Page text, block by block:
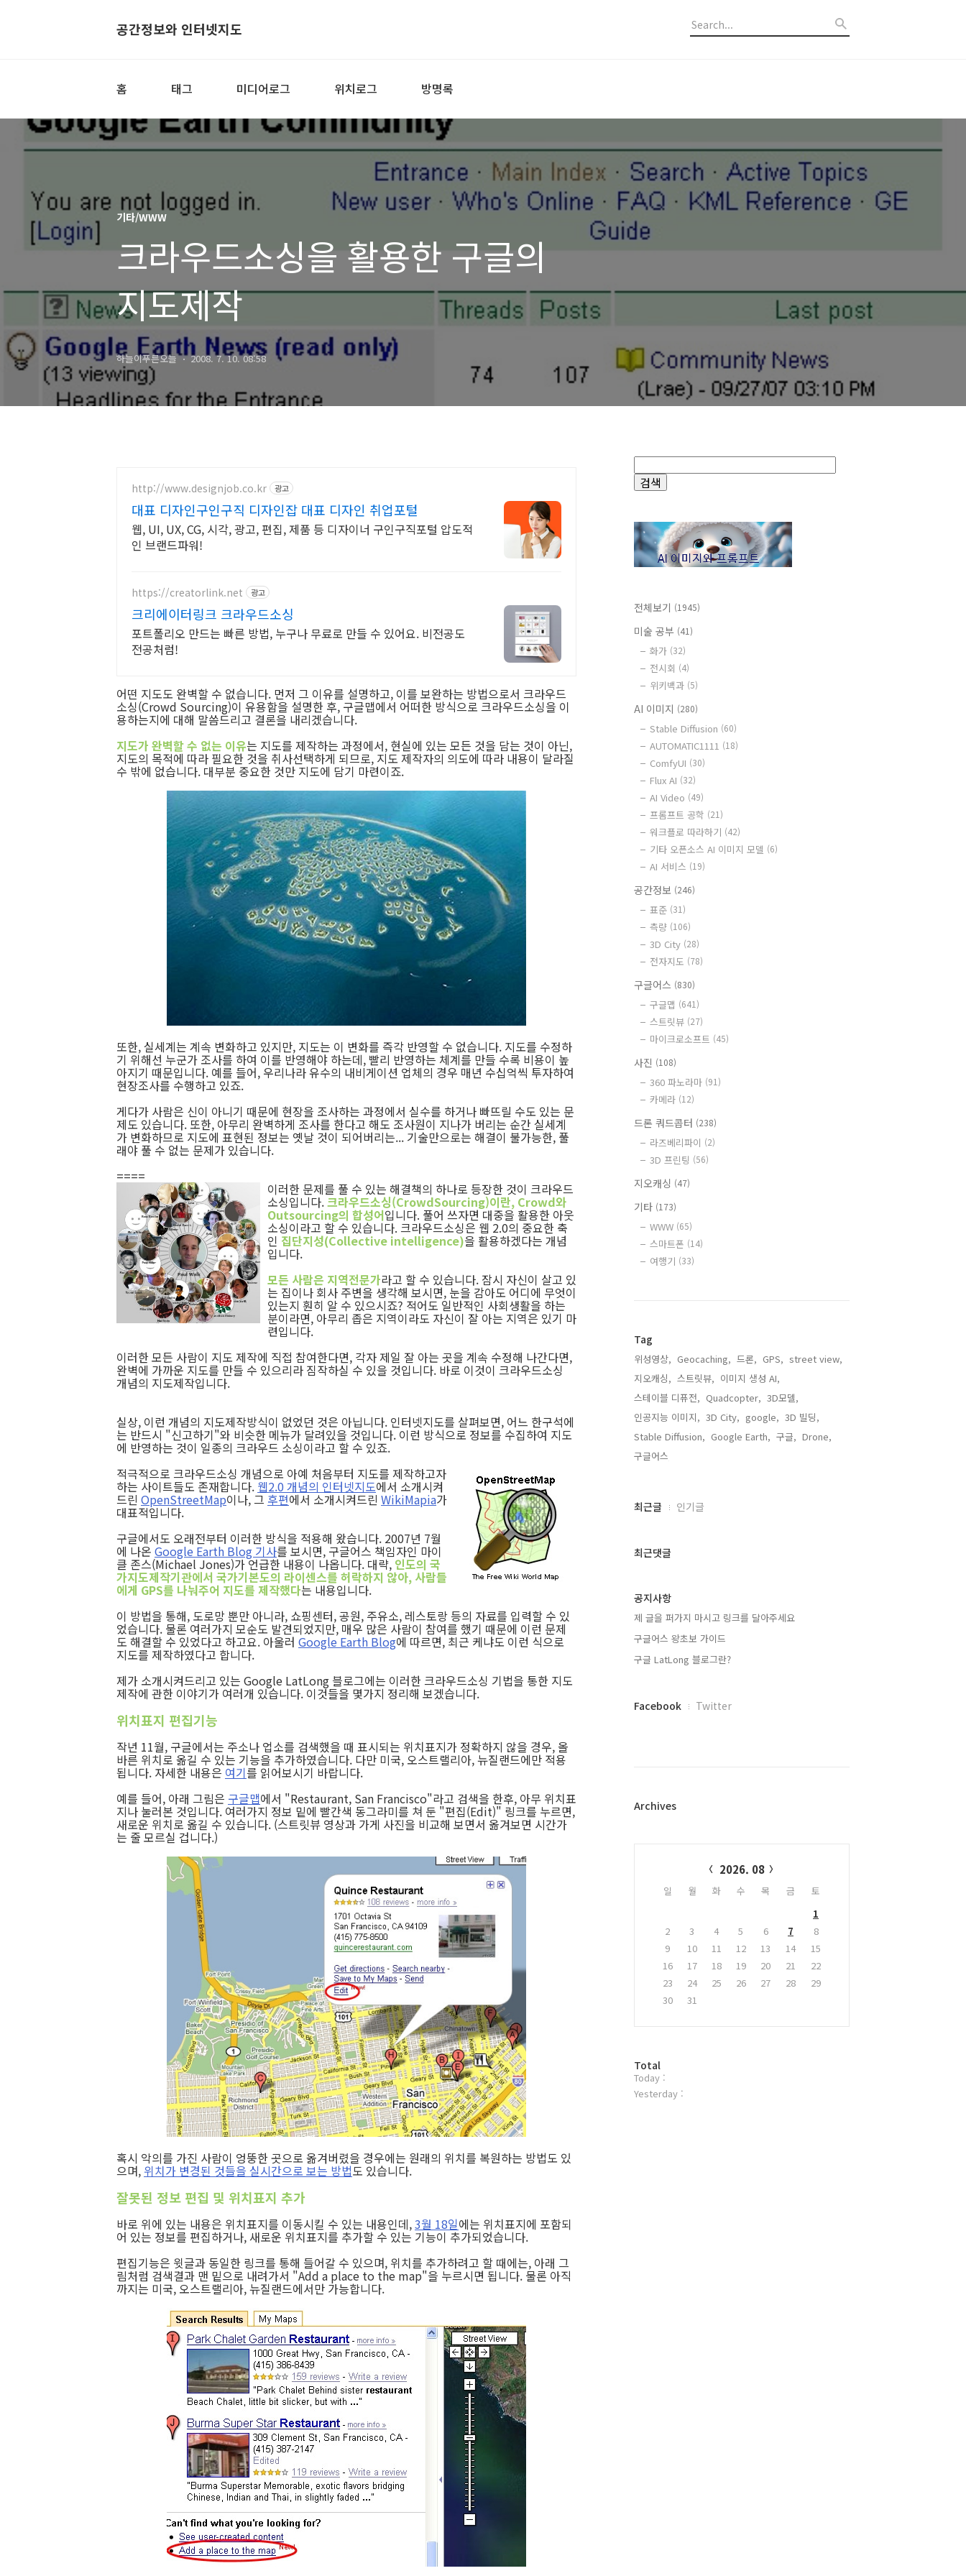
공간정보와 인터넷지도
홈 태그 미디어로그 위치로그 방명록
기타/WWW
크라우드소싱을 활용한 구글의
지도제작
하늘이푸른오늘 2008. 7. 10. 08:58
http://www.designjob.co.kr 광고
대표 디자인구인구직 디자인잡 대표 디자인 취업포털
웹, UI, UX, CG, 시각, 광고, 편집, 제품 등 디자이너 구인구직포털 압도적
인 브랜드파워!
https://creatorlink.net 광고
크리에이터링크 크라우드소싱
포트폴리오 만드는 빠른 방법, 누구나 무료로 만들 수 있어요. 비전공도
전공처럼!
어떤 지도도 완벽할 수 없습니다. 먼저 그 이유를 설명하고, 이를 보완하는 방법으로서 크라우드
소싱(Crowd Sourcing)이 유용함을 설명한 후, 구글맵에서 어떠한 방식으로 크라우드소싱을 이
용하는지에 대해 말씀드리고 결론을 내리겠습니다.
지도가 완벽할 수 없는 이유는 지도를 제작하는 과정에서, 현실에 있는 모든 것을 담는 것이 아닌,
지도의 목적에 따라 필요한 것을 취사선택하게 되므로, 지도 제작자의 의도에 따라 내용이 달라질
수 밖에 없습니다. 대부분 중요한 것만 지도에 담기 마련이죠.
또한, 실세계는 계속 변화하고 있지만, 지도는 이 변화를 즉각 반영할 수 없습니다. 지도를 수정하
기 위해선 누군가 조사를 하여 이를 반영해야 하는데, 빨리 반영하는 체계를 만들 수록 비용이 높
아지기 때문입니다. 예를 들어, 우리나라 유수의 내비게이션 업체의 경우 매년 수십억씩 투자하여
현장조사를 수행하고 있죠.
게다가 사람은 신이 아니기 때문에 현장을 조사하는 과정에서 실수를 하거나 빠뜨릴 수도 있는 문
제도 있습니다. 또한, 아무리 완벽하게 조사를 한다고 해도 조사원이 지나가 버리는 순간 실세계
가 변화하므로 지도에 표현된 정보는 옛날 것이 되어버리는... 기술만으로는 해결이 불가능한, 풀
래야 풀 수 없는 문제가 있습니다.
====
이러한 문제를 풀 수 있는 해결책의 하나로 등장한 것이 크라우드
소싱입니다.크라우드소싱(CrowdSourcing)이란, Crowd와
Outsourcing의 합성어입니다. 풀어 쓰자면 대중을 활용한 아웃
소싱이라고 할 수 있습니다. 크라우드소싱은 웹 2.0의 중요한 축
인 집단지성(Collective intelligence)을 활용하겠다는 개념
입니다.
모든 사람은 지역전문가라고 할 수 있습니다. 잠시 자신이 살고 있
는 집이나 회사 주변을 생각해 보시면, 눈을 감아도 어디에 무엇이
있는지 훤히 알 수 있으시죠? 적어도 일반적인 사회생활을 하는
분이라면, 아무리 좁은 지역이라도 자신이 잘 아는 지역은 있기 마
련입니다.
이러한 모든 사람이 지도 제작에 직접 참여한다면, 각자 제일 잘 아는 곳을 계속 수정해 나간다면,
완벽에 가까운 지도를 만들 수 있으리라 짐작하실 수 있을 것입니다. 바로 이것이 크라우드소싱
개념의 지도제작입니다.
실상, 이런 개념의 지도제작방식이 없었던 것은 아닙니다. 인터넷지도를 살펴보면, 어느 한구석에
는 반드시 "신고하기"와 비슷한 메뉴가 달려있을 것입니다. 이런 방식으로 정보를 수집하여 지도
에 반영하는 것이 일종의 크라우드 소싱이라고 할 수 있죠.
적극적으로 크라우드소싱 개념으로 아예 처음부터 지도를 제작하고자
하는 사이트들도 존재합니다. 웹2.0 개념의 인터넷지도에서 소개시켜
드린 OpenStreetMap이나, 그 후편에서 소개시켜드린 WikiMapia가
대표적입니다.
구글에서도 오래전부터 이러한 방식을 적용해 왔습니다. 2007년 7월
에 나온 Google Earth Blog 기사를 보시면, 구글어스 책임자인 마이
클 존스(Michael Jones)가 언급한 내용이 나옵니다. 대략, 인도의 국
가지도제작기관에서 국가기본도의 라이센스를 허락하지 않아, 사람들
에게 GPS를 나눠주어 지도를 제작했다는 내용입니다.
이 방법을 통해, 도로망 뿐만 아니라, 쇼핑센터, 공원, 주유소, 레스토랑 등의 자료를 입력할 수 있
었습니다. 물론 여러가지 모순도 발견되었지만, 매우 많은 사람이 참여를 했기 때문에 이런 문제
도 해결할 수 있었다고 하고요. 아울러 Google Earth Blog에 따르면, 최근 케냐도 이런 식으로
지도를 제작하였다고 합니다.
제가 소개시켜드리고 있는 Google LatLong 블로그에는 이러한 크라우드소싱 기법을 통한 지도
제작에 관한 이야기가 여러개 있습니다. 이것들을 몇가지 정리해 보겠습니다.
위치표지 편집기능
작년 11월, 구글에서는 주소나 업소를 검색했을 때 표시되는 위치표지가 정확하지 않을 경우, 올
바른 위치로 옮길 수 있는 기능을 추가하였습니다. 다만 미국, 오스트랠리아, 뉴질랜드에만 적용
됩니다. 자세한 내용은 여기를 읽어보시기 바랍니다.
예를 들어, 아래 그림은 구글맵에서 "Restaurant, San Francisco"라고 검색을 한후, 아무 위치표
지나 눌러본 것입니다. 여러가지 정보 밑에 빨간색 동그라미를 쳐 둔 "편집(Edit)" 링크를 누르면,
새로운 위치로 옮길 수 있습니다. (스트릿뷰 영상과 가게 사진을 비교해 보면서 옮겨보면 시간가
는 줄 모르실 겁니다.)
혹시 악의를 가진 사람이 엉뚱한 곳으로 옮겨버렸을 경우에는 원래의 위치를 복원하는 방법도 있
으며, 위치가 변경된 것들을 실시간으로 보는 방법도 있습니다.
잘못된 정보 편집 및 위치표지 추가
바로 위에 있는 내용은 위치표지를 이동시킬 수 있는 내용인데,3월 18일에는 위치표지에 포함되
어 있는 정보를 편집하거나, 새로운 위치표지를 추가할 수 있는 기능이 추가되었습니다.
편집기능은 윗글과 동일한 링크를 통해 들어갈 수 있으며, 위치를 추가하려고 할 때에는, 아래 그
림처럼 검색결과 맨 밑으로 내려가서 "Add a place to the map"을 누르시면 됩니다. 물론 아직
까지는 미국, 오스트랠리아, 뉴질랜드에서만 가능합니다.
전체보기 (1945)
미술 공부 (41)
화가 (32)
전시회 (4)
위키백과 (5)
AI 이미지 (280)
Stable Diffusion (60)
AUTOMATIC1111 (18)
ComfyUI (30)
Flux AI (32)
AI Video (49)
프롬프트 공학 (21)
워크플로 따라하기 (42)
기타 오픈소스 AI 이미지 모델 (6)
AI 서비스 (19)
공간정보 (246)
표준 (31)
측량 (106)
3D City (28)
전자지도 (78)
구글어스 (830)
구글맵 (641)
스트릿뷰 (27)
마이크로소프트 (45)
사진 (108)
360 파노라마 (91)
카메라 (12)
드론 쿼드콥터 (238)
라즈베리파이 (2)
3D 프린팅 (56)
지오캐싱 (47)
기타 (173)
WWW (65)
스마트폰 (14)
여행기 (33)
Tag
위성영상, Geocaching, 드론, GPS, street view,
지오캐싱, 스트릿뷰, 이미지 생성 AI,
스테이블 디퓨전, Quadcopter, 3D모델,
인공지능 이미지, 3D City, google, 3D 빌딩,
Stable Diffusion, Google Earth, 구글, Drone,
구글어스,
최
과
글
최근글 인기글
최근댓글
공지사항
제 글을 퍼가지 마시고 링크를 달아주세요
구글어스 왕초보 가이드
구글 LatLong 블로그란?
페
플
Facebook Twitter
Archives
2026. 08
일 월 화 수 목 금
토
1
2
3 4 5 6 7
8
9
10 11 12 13 14
15
16
17 18 19 20 21
22
23
24 25 26 27 28
29
30
31
방
문
자
Total
Today :
Yesterday :